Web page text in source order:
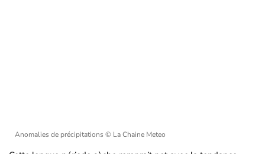
Anomalies de précipitations © La Chaine Meteo